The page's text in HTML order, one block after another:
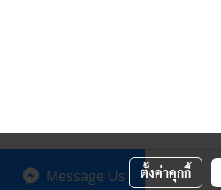
Message Us ตั้งค่าคุกกี้